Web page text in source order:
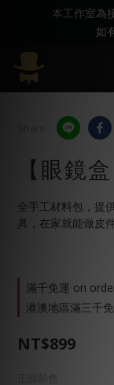
【眼鏡
全手工材料包，提
具，在家就能做皮件
滿千免運 on
港澳地區滿三千
NT$899
本工作室為
如